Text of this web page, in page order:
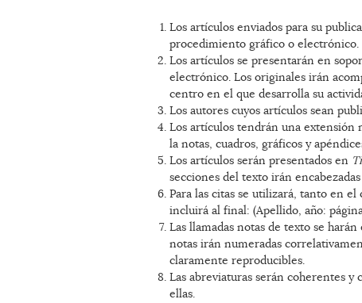
Los artículos enviados para su
procedimiento gráfico o electrónico.
Los artículos se presentarán en
electrónico. Los originales irán
centro en el que desarrolla su
Los autores cuyos artículos sean
Los artículos tendrán una extensión
la notas, cuadros, gráficos y
Los artículos serán presentados en
secciones del texto irán
Para las citas se utilizará, tanto en
incluirá al final: (Apellido, año:
Las llamadas notas de texto se
notas irán numeradas
claramente reproducibles.
Las abreviaturas serán coherentes
ellas.